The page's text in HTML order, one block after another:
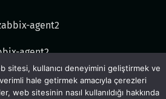
agent2
agent2
agent2
sitesi, kullanıcı deneyimini geliştirmek ve
hale getirmek amacıyla çerezleri
web sitesinin nasıl kullanıldığı hakkında